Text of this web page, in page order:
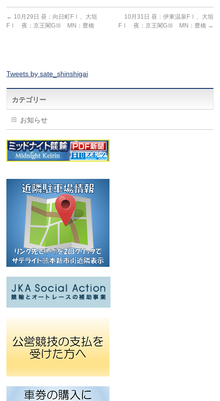
← 10月29日 昼：向日町FⅠ、大垣
FⅠ 夜：京王閣GⅢ MN：豊橋
10月31日 昼：伊東温泉FⅠ、大垣
FⅠ 夜：京王閣GⅢ MN：豊橋 →
Tweets by sate_shinshigai
カテゴリー
お知らせ